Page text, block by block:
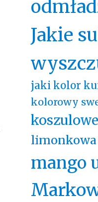
Jakie
jaki kolor
kolorowy
mango